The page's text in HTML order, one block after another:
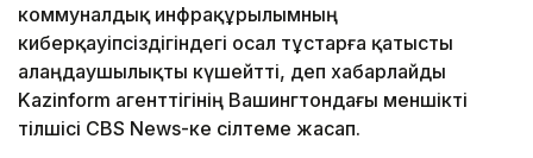
коммуналдық инфрақұрылымның
киберқауіпсіздігіндегі осал тұстарға қатысты
алаңдаушылықты күшейтті, деп хабарлайды
Kazinform агенттігінің Вашингтондағы меншікті
тілшісі CBS News-ке сілтеме жасап.